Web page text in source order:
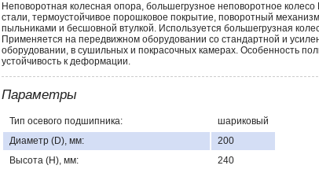
Неповоротная колесная опора, большегрузное неповоротное
стали, термоустойчивое порошковое покрытие, поворотный
пыльниками и бесшовной втулкой. Используется большегрузная
Применяется на передвижном оборудовании со стандартной и
оборудовании, в сушильных и покрасочных камерах. Особенность
устойчивость к деформации.
Параметры
Тип осевого подшипника:
шариковый
Диаметр (D), мм:
200
Высота (H), мм:
240